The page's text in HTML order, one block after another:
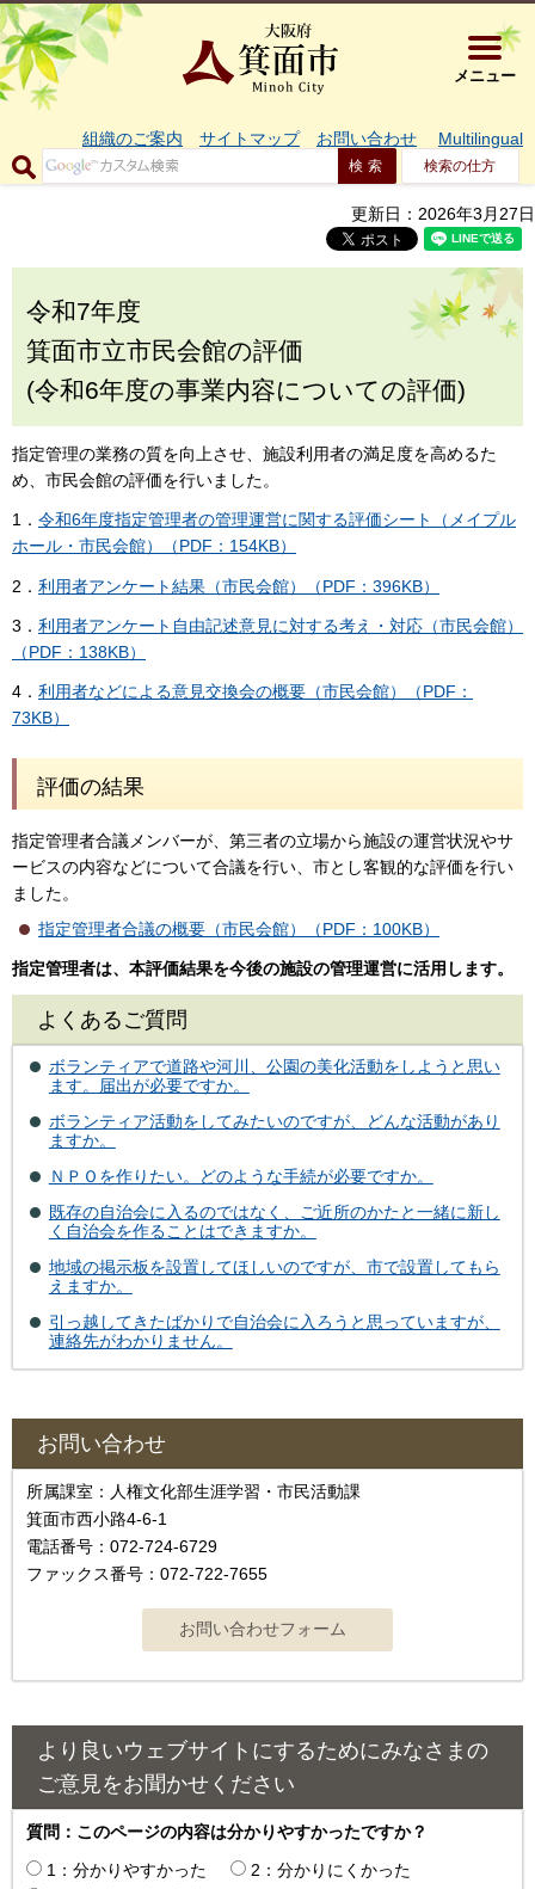
大阪府箕
メニュー
組織のご案内 サイトマップ お問い合わせ Multilingual
検索の仕方
更新日：2026年3月27日
令和7年度
箕面市立市民会館の評価
(令和6年度の事業内容についての評価)
指定管理の業務の質を向上させ、施設利用者の満足度を高めるた
め、市民会館の評価を行いました。
1． 令和6年度指定管理者の管理運営に関する評価シート（メイプル
ホール・市民会館）（PDF：154KB）
2． 利用者アンケート結果（市民会館）（PDF：396KB）
3． 利用者アンケート自由記述意見に対する考え・対応（市民会館）
（PDF：138KB）
4． 利用者などによる意見交換会の概要（市民会館）（PDF：
73KB）
評価の結果
指定管理者合議メンバーが、第三者の立場から施設の運営状況やサ
ービスの内容などについて合議を行い、市とし客観的な評価を行い
ました。
指定管理者合議の概要（市民会館）（PDF：100KB）
指定管理者は、本評価結果を今後の施設の管理運営に活用します。
よくあるご質問
ボランティアで道路や河川、公園の美化活動をしようと思い
ます。届出が必要ですか。
ボランティア活動をしてみたいのですが、どんな活動があり
ますか。
ＮＰＯを作りたい。どのような手続が必要ですか。
既存の自治会に入るのではなく、ご近所のかたと一緒に新し
く自治会を作ることはできますか。
地域の掲示板を設置してほしいのですが、市で設置してもら
えますか。
引っ越してきたばかりで自治会に入ろうと思っていますが、
連絡先がわかりません。
お問い合わせ
所属課室：人権文化部生涯学習・市民活動課
箕面市西小路4‐6‐1
電話番号：072-724-6729
ファックス番号：072-722-7655
より良いウェブサイトにするためにみなさまの
ご意見をお聞かせください
質問：このページの内容は分かりやすかったですか？
1：分かりやすかった
2：分かりにくかった